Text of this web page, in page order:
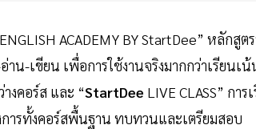
ACADEMY BY StartDee” หลัก
น-เขียน เพื่อการใช้งานจริงมากกว่าเรียนเ
งคอร์ส และ “StartDee LIVE CLASS” กา
ารทั้งคอร์สพื้นฐาน ทบทวนและเตรียมสอบ